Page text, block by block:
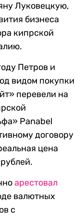
Луковецкую,
бизнеса
кипрской
Петров и
видом покупки
перевели на
Panabel
договору
цена
арестовал
валютных
с